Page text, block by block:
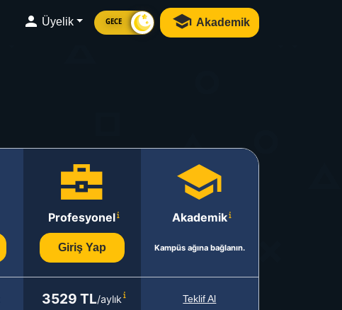
Üyelik GECE Akademik
Profesyonel
Giriş Yap
Akademik
Kampüs ağına bağlanın.
3529 TL/aylık Teklif Al